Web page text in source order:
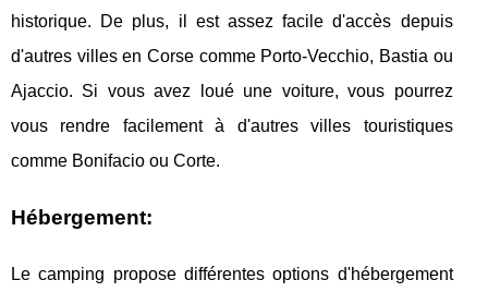
historique. De plus, il est assez facile d'accès depuis
d'autres villes en Corse comme Porto-Vecchio, Bastia ou
Ajaccio. Si vous avez loué une voiture, vous pourrez
vous rendre facilement à d'autres villes touristiques
comme Bonifacio ou Corte.
Hébergement:
Le camping propose différentes options d'hébergement